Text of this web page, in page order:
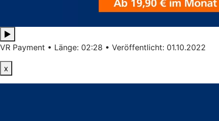
▶
VR Payment • Länge: 02:28 • Veröffentlicht: 01.10.2022
x